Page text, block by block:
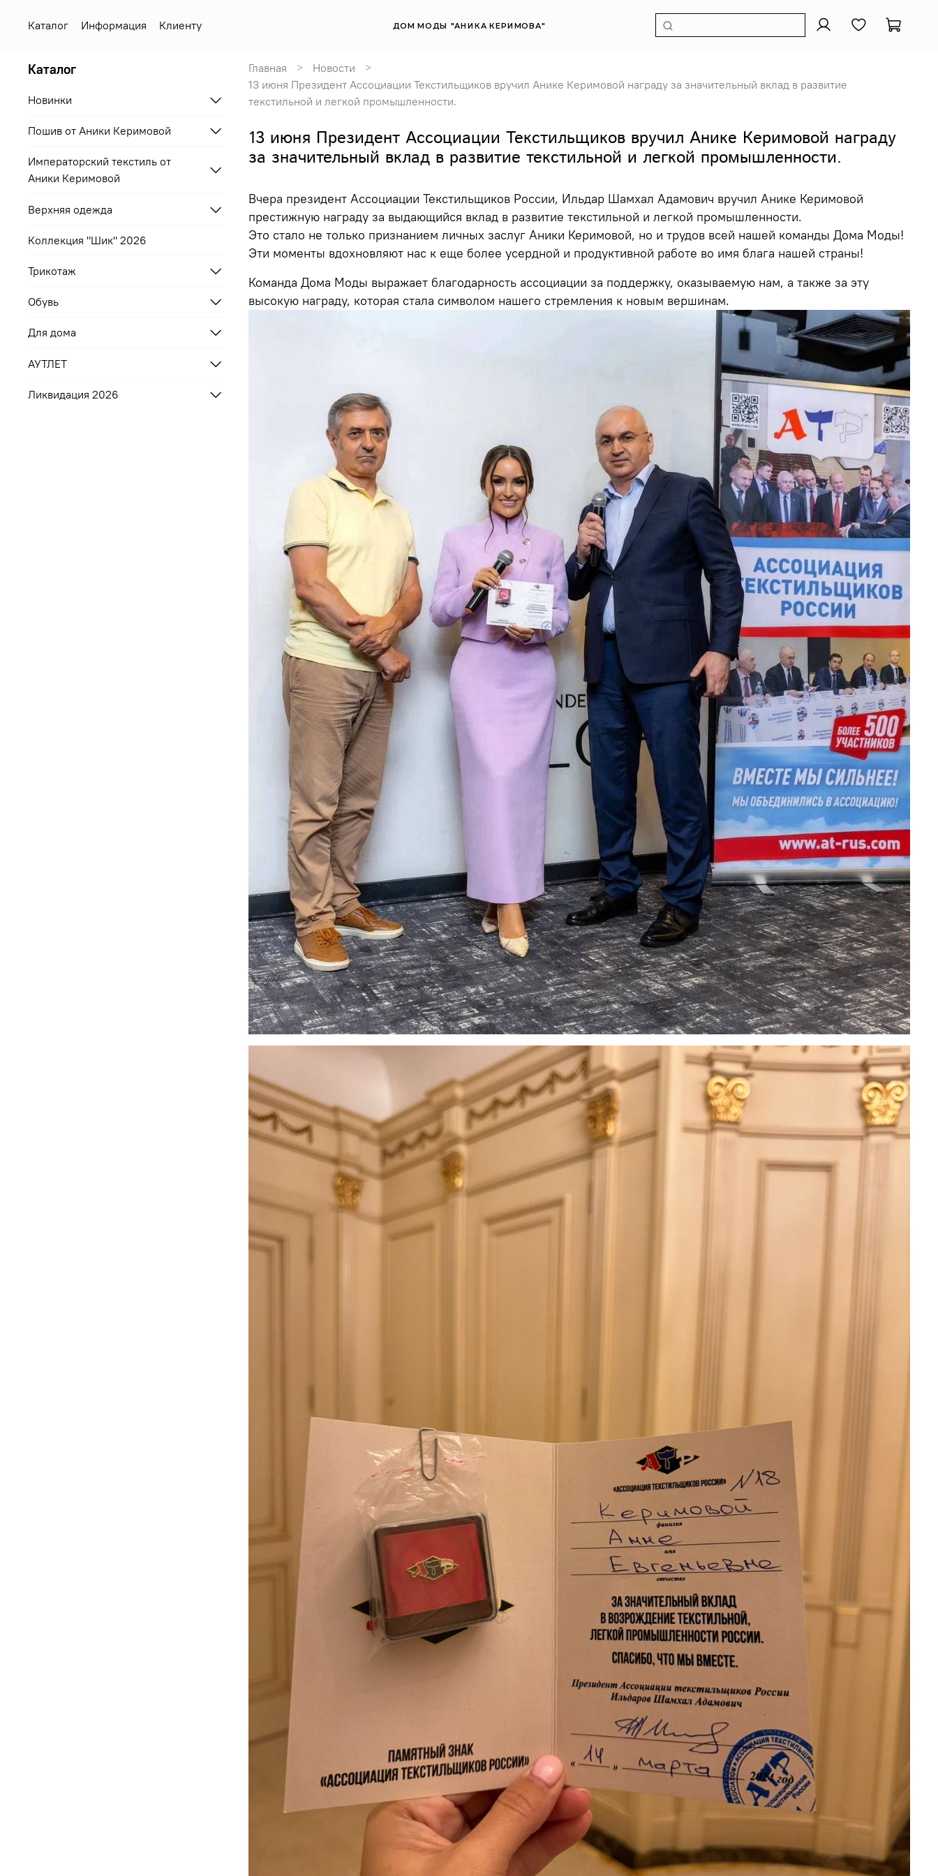
ДОМ МОДЫ "АНИКА КЕРИМОВА"
Каталог Информация Клиенту
Главная
Новости
13 июня Президент Ассоциации Текстильщиков вручил Анике Керимовой награду за значительный вклад в развитие
текстильной и легкой промышленности.
13 июня Президент Ассоциации Текстильщиков вручил Анике Керимовой награду
за значительный вклад в развитие текстильной и легкой промышленности.
Вчера президент Ассоциации Текстильщиков России, Ильдар Шамхал Адамович вручил Анике Керимовой
престижную награду за выдающийся вклад в развитие текстильной и легкой промышленности.
Это стало не только признанием личных заслуг Аники Керимовой, но и трудов всей нашей команды Дома Моды!
Эти моменты вдохновляют нас к еще более усердной и продуктивной работе во имя блага нашей страны!
Команда Дома Моды выражает благодарность ассоциации за поддержку, оказываемую нам, а также за эту
высокую награду, которая стала символом нашего стремления к новым вершинам.
Каталог
Новинки
Пошив от Аники Керимовой
Императорский текстиль от
Аники Керимовой
Верхняя одежда
Коллекция "Шик" 2026
Трикотаж
Обувь
Для дома
АУТЛЕТ
Ликвидация 2026